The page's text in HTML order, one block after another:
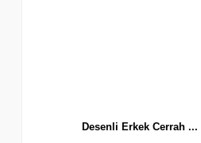
Desenli Erkek Cerrah ...